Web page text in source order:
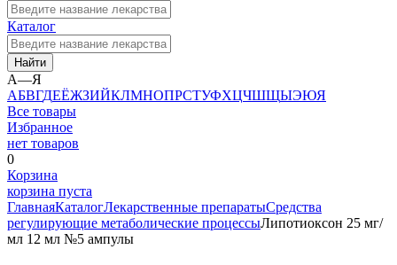
Каталог
Найти
А—Я
АБВГДЕЁЖЗИЙКЛМНОПРСТУФХЦЧШЩЫЭЮЯ
Все товары
Избранное
нет товаров
0
Корзина
корзина пуста
ГлавнаяКаталогЛекарственные препаратыСредства
регулирующие метаболические процессыЛипотиоксон 25 мг/
мл 12 мл №5 ампулы